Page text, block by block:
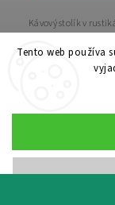
Tento web používa
Do košíka
Kávový stolík v